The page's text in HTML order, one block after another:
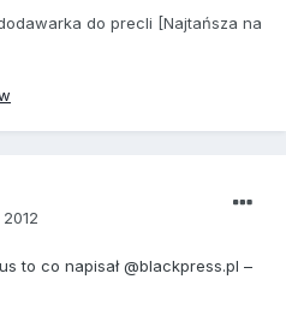
do precli [Najtańsza na
to co napisał @blackpress.pl –